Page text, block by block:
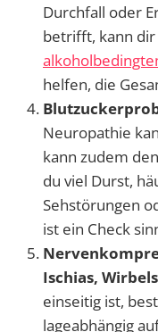
Durchfall oder
betrifft, kann
helfen, die
Neuropathie
kann zudem
du viel Durst,
Sehstörungen
ist ein Check
Ischias,
einseitig ist,
lageabhängig